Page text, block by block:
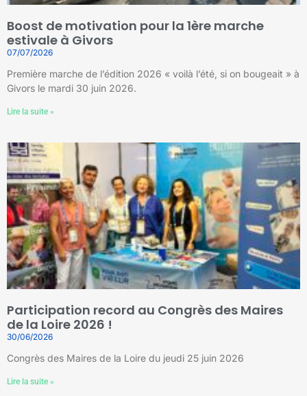
Boost de motivation pour la 1ère marche
estivale à Givors
07/07/2026
Première marche de l’édition 2026 « voilà l’été, si on bougeait » à
Givors le mardi 30 juin 2026.
Lire la suite »
Participation record au Congrès des Maires
de la Loire 2026 !
30/06/2026
Congrès des Maires de la Loire du jeudi 25 juin 2026
Lire la suite »